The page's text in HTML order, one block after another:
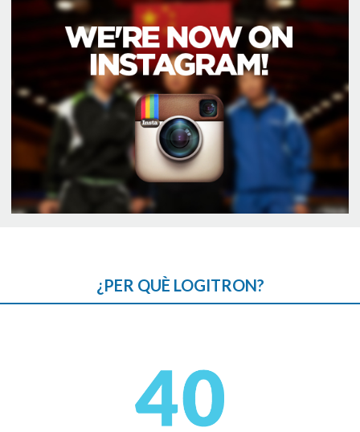
¿PER QUÈ LOGITRON?